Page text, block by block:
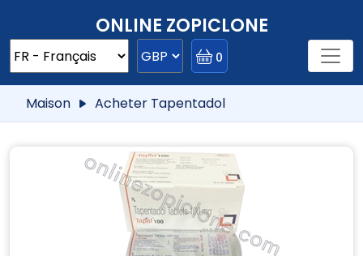
ONLINE ZOPICLONE
0
Maison Acheter Tapentadol